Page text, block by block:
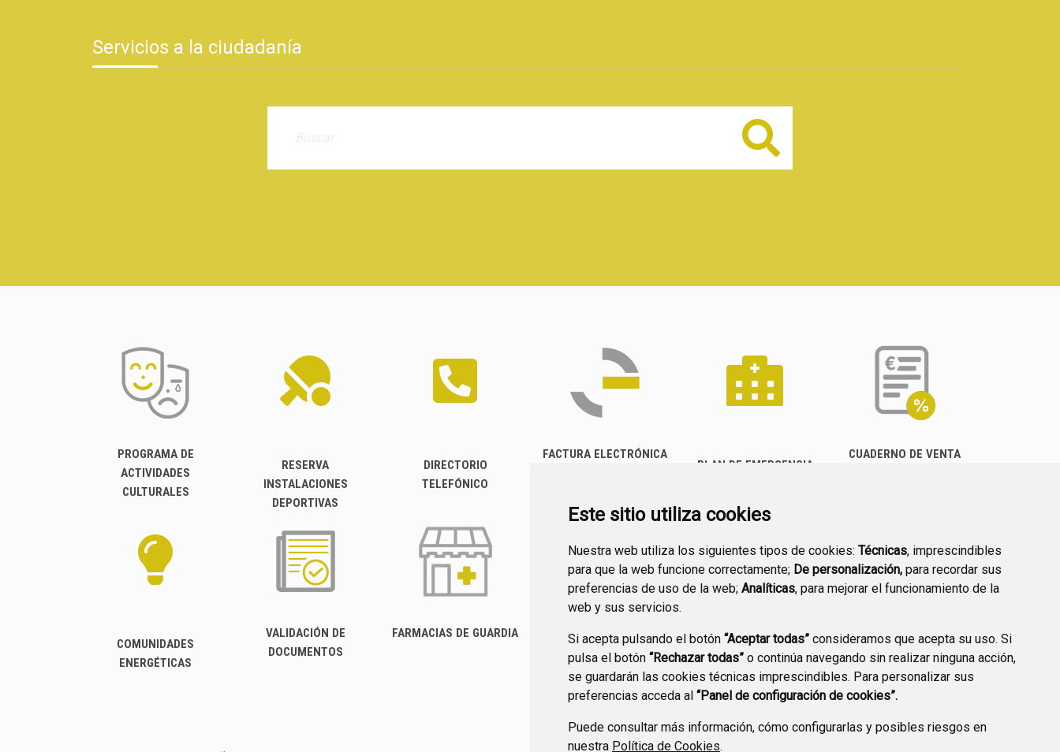
Este sitio utiliza cookies
Nuestra web utiliza los siguientes tipos de cookies: Técnicas, imprescindibles
para que la web funcione correctamente; De personalización, para recordar sus
preferencias de uso de la web; Analíticas, para mejorar el funcionamiento de la
web y sus servicios.
Si acepta pulsando el botón “Aceptar todas” consideramos que acepta su uso. Si
pulsa el botón “Rechazar todas” o continúa navegando sin realizar ninguna acción,
se guardarán las cookies técnicas imprescindibles. Para personalizar sus
preferencias acceda al “Panel de configuración de cookies”.
Puede consultar más información, cómo configurarlas y posibles riesgos en
nuestra Política de Cookies.
Servicios a la ciudadanía
Buscar
PROGRAMA DE
ACTIVIDADES
CULTURALES
RESERVA
INSTALACIONES
DEPORTIVAS
DIRECTORIO
TELEFÓNICO
FACTURA ELECTRÓNICA
PLAN DE EMERGENCIA
CUADERNO DE VENTA
COMUNIDADES
ENERGÉTICAS
VALIDACIÓN DE
DOCUMENTOS
FARMACIAS DE GUARDIA
CANAL YOUTUBE
PREGUNTAS
FRECUENTES
PLAN DE ACCIÓN LOCAL
2030